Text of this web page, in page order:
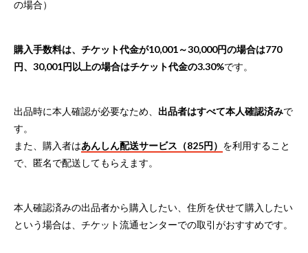
の場合）
購入手数料は、チケット代金が10,001～30,000円の場合は770
円、30,001円以上の場合はチケット代金の3.30%です。
出品時に本人確認が必要なため、 出品者はすべて本人確認済みで
す。
また、購入者はあんしん配送サービス（825円） を利用すること
で、匿名で配送してもらえます。
本人確認済みの出品者から購入したい、住所を伏せて購入したい
という場合は、チケット流通センターでの取引がおすすめです。